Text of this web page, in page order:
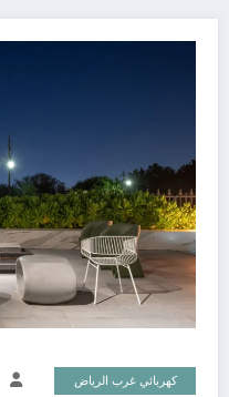
كهربائي غرب الرياض